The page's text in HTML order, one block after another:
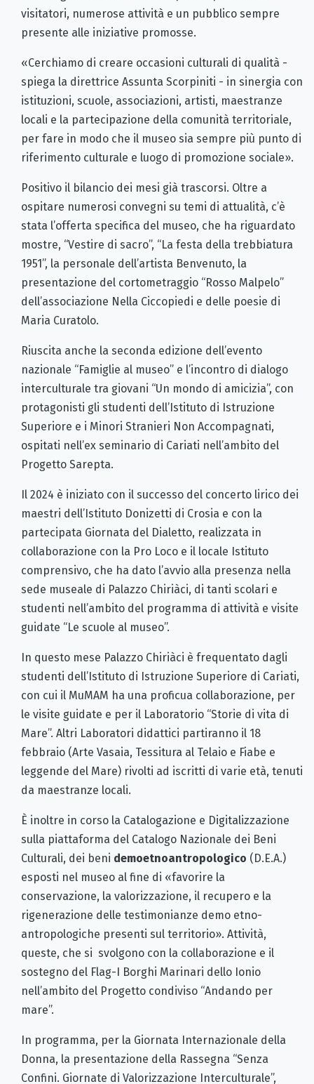
visitatori, numerose attività e un pubblico sempre
presente alle iniziative promosse.
«Cerchiamo di creare occasioni culturali di qualità -
spiega la direttrice Assunta Scorpiniti - in sinergia con
istituzioni, scuole, associazioni, artisti, maestranze
locali e la partecipazione della comunità territoriale,
per fare in modo che il museo sia sempre più punto di
riferimento culturale e luogo di promozione sociale».
Positivo il bilancio dei mesi già trascorsi. Oltre a
ospitare numerosi convegni su temi di attualità, c’è
stata l’offerta specifica del museo, che ha riguardato
mostre, “Vestire di sacro”, “La festa della trebbiatura
1951”, la personale dell’artista Benvenuto, la
presentazione del cortometraggio “Rosso Malpelo”
dell’associazione Nella Ciccopiedi e delle poesie di
Maria Curatolo.
Riuscita anche la seconda edizione dell’evento
nazionale “Famiglie al museo” e l’incontro di dialogo
interculturale tra giovani “Un mondo di amicizia”, con
protagonisti gli studenti dell’Istituto di Istruzione
Superiore e i Minori Stranieri Non Accompagnati,
ospitati nell’ex seminario di Cariati nell’ambito del
Progetto Sarepta.
Il 2024 è iniziato con il successo del concerto lirico dei
maestri dell’Istituto Donizetti di Crosia e con la
partecipata Giornata del Dialetto, realizzata in
collaborazione con la Pro Loco e il locale Istituto
comprensivo, che ha dato l’avvio alla presenza nella
sede museale di Palazzo Chiriàci, di tanti scolari e
studenti nell’ambito del programma di attività e visite
guidate “Le scuole al museo”.
In questo mese Palazzo Chiriàci è frequentato dagli
studenti dell’Istituto di Istruzione Superiore di Cariati,
con cui il MuMAM ha una proficua collaborazione, per
le visite guidate e per il Laboratorio “Storie di vita di
Mare”. Altri Laboratori didattici partiranno il 18
febbraio (Arte Vasaia, Tessitura al Telaio e Fiabe e
leggende del Mare) rivolti ad iscritti di varie età, tenuti
da maestranze locali.
È inoltre in corso la Catalogazione e Digitalizzazione
sulla piattaforma del Catalogo Nazionale dei Beni
Culturali, dei beni demoetnoantropologico (D.E.A.)
esposti nel museo al fine di «favorire la
conservazione, la valorizzazione, il recupero e la
rigenerazione delle testimonianze demo etno-
antropologiche presenti sul territorio». Attività,
queste, che si svolgono con la collaborazione e il
sostegno del Flag-I Borghi Marinari dello Ionio
nell’ambito del Progetto condiviso “Andando per
mare”.
In programma, per la Giornata Internazionale della
Donna, la presentazione della Rassegna “Senza
Confini. Giornate di Valorizzazione Interculturale”,